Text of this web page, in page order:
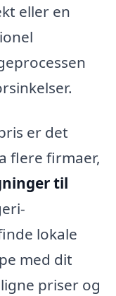
eller en
er det
flere firmaer,
til
lokale
med dit
priser og